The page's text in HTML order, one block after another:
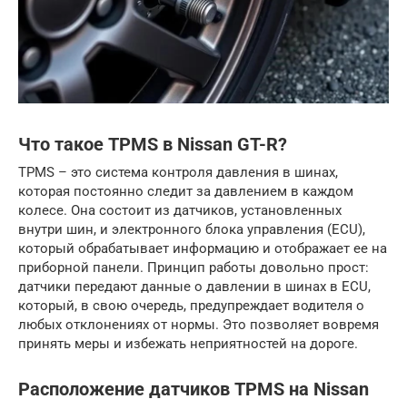
Что такое TPMS в Nissan GT-R?
TPMS – это система контроля давления в шинах,
которая постоянно следит за давлением в каждом
колесе. Она состоит из датчиков, установленных
внутри шин, и электронного блока управления (ECU),
который обрабатывает информацию и отображает ее на
приборной панели. Принцип работы довольно прост:
датчики передают данные о давлении в шинах в ECU,
который, в свою очередь, предупреждает водителя о
любых отклонениях от нормы. Это позволяет вовремя
принять меры и избежать неприятностей на дороге.
Расположение датчиков TPMS на Nissan